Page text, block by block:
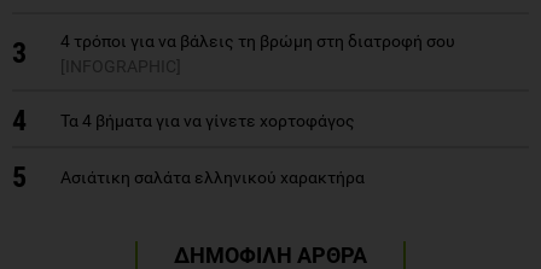
3
4 τρόποι για να βάλεις τη βρώμη στη διατροφή σου
[INFOGRAPHIC]
4 Τα 4 βήματα για να γίνετε χορτοφάγος
5 Ασιάτικη σαλάτα ελληνικού χαρακτήρα
ΔΗΜΟΦΙΛΗ ΑΡΘΡΑ